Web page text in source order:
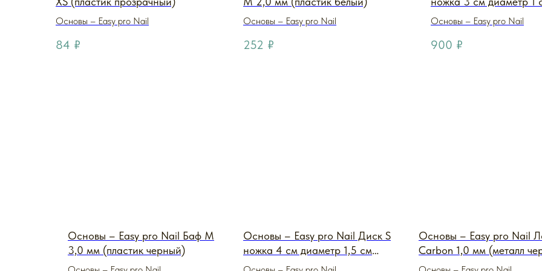
Основы – Easy pro Nail
84 ₽
Основы – Easy pro Nail
252 ₽
(металл carbon
Основы – Easy pro Nail
900 ₽
Основы – Easy pro Nail Баф M
3,0 мм (пластик черный)
Основы – Easy pro Nail Диск S
ножка 4 см диаметр 1,5 см
Carbon (металл carbon
Основы – Easy pro Nail
Carbon 1,0 мм (металл